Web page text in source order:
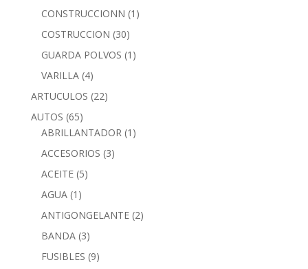
CONSTRUCCIONN (1)
COSTRUCCION (30)
GUARDA POLVOS (1)
VARILLA (4)
ARTUCULOS (22)
AUTOS (65)
ABRILLANTADOR (1)
ACCESORIOS (3)
ACEITE (5)
AGUA (1)
ANTIGONGELANTE (2)
BANDA (3)
FUSIBLES (9)